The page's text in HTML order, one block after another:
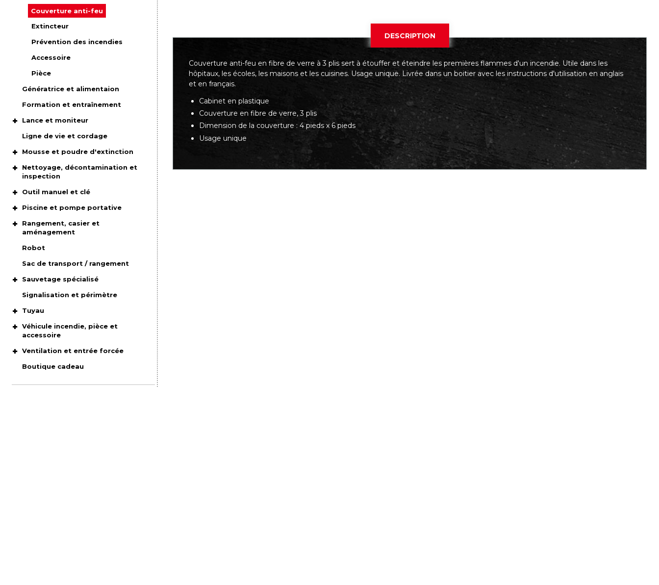
Couverture anti-feu
Extincteur
Prévention des incendies
Accessoire
Pièce
Génératrice et alimentaion
Formation et entraînement
Lance et moniteur
Ligne de vie et cordage
Mousse et poudre d'extinction
Nettoyage, décontamination et
inspection
Outil manuel et clé
Piscine et pompe portative
Rangement, casier et
aménagement
Robot
Sac de transport / rangement
Sauvetage spécialisé
Signalisation et périmètre
Tuyau
Véhicule incendie, pièce et
accessoire
Ventilation et entrée forcée
Boutique cadeau
DESCRIPTION
Couverture anti-feu en fibre de verre à 3 plis sert à étouffer et éteindre les premières flammes d'un incendie. Utile dans les
hôpitaux, les écoles, les maisons et les cuisines. Usage unique. Livrée dans un boitier avec les instructions d'utilisation en anglais
et en français.
Cabinet en plastique
Couverture en fibre de verre, 3 plis
Dimension de la couverture : 4 pieds x 6 pieds
Usage unique